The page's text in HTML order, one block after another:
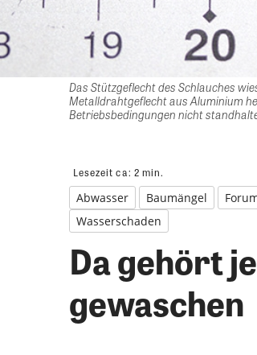
Das Stützgeflecht des Schlauches
Metalldrahtgeflecht aus Aluminium
Betriebsbedingungen nicht
Lesezeit ca: 2 min.
Abwasser Baumängel
Wasserschaden
Da gehört
gewaschen